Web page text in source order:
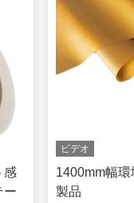
感
ー
ビデオ
1400mm幅
製品